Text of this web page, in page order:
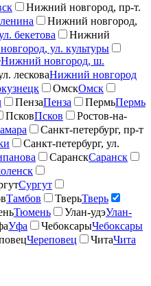
Нижний новгород, пр-т.
Нижний новгород,
бекетова
Нижний
ул. культуры
Нижний новгород, ш.
лесковаНижний новгород
ОмскОмск
ПензаПенза ПермьПермь
ПсковПсков
Ростов-на-
Санкт-петербург, пр-т
Санкт-петербург, ул.
СаранскСаранск
Сургут
Тамбов ТверьТверь
Тюмень Улан-удэУлан-
Уфа ЧебоксарыЧебоксары
Череповец ЧитаЧита